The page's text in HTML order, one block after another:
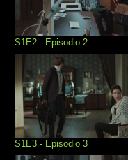
S1E2 - Episodio 2
S1E3 - Episodio 3